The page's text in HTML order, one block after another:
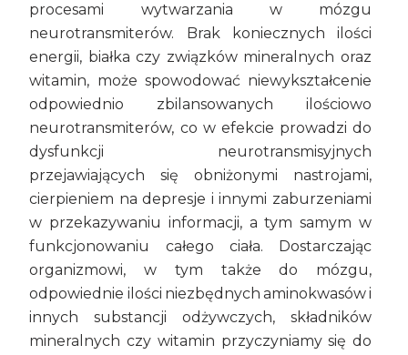
procesami wytwarzania w mózgu
neurotransmiterów. Brak koniecznych ilości
energii, białka czy związków mineralnych oraz
witamin, może spowodować niewykształcenie
odpowiednio zbilansowanych ilościowo
neurotransmiterów, co w efekcie prowadzi do
dysfunkcji neurotransmisyjnych
przejawiających się obniżonymi nastrojami,
cierpieniem na depresje i innymi zaburzeniami
w przekazywaniu informacji, a tym samym w
funkcjonowaniu całego ciała. Dostarczając
organizmowi, w tym także do mózgu,
odpowiednie ilości niezbędnych aminokwasów i
innych substancji odżywczych, składników
mineralnych czy witamin przyczyniamy się do